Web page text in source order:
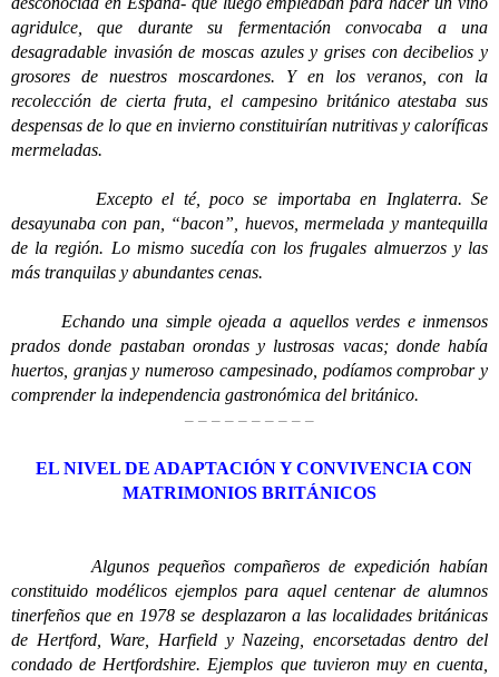
agridulce, que durante su fermentación convocaba a una
desagradable invasión de moscas azules y grises con decibelios y
grosores de nuestros moscardones. Y en los veranos, con la
recolección de cierta fruta, el campesino británico atestaba sus
despensas de lo que en invierno constituirían nutritivas y caloríficas
mermeladas.
Excepto el té, poco se importaba en Inglaterra. Se
desayunaba con pan, “bacon”, huevos, mermelada y mantequilla
de la región. Lo mismo sucedía con los frugales almuerzos y las
más tranquilas y abundantes cenas.
Echando una simple ojeada a aquellos verdes e inmensos
prados donde pastaban orondas y lustrosas vacas; donde había
huertos, granjas y numeroso campesinado, podíamos comprobar y
comprender la independencia gastronómica del británico.
– – – – – – – – – –
EL NIVEL DE ADAPTACIÓN Y CONVIVENCIA CON
MATRIMONIOS BRITÁNICOS
Algunos pequeños compañeros de expedición habían
constituido modélicos ejemplos para aquel centenar de alumnos
tinerfeños que en 1978 se desplazaron a las localidades británicas
de Hertford, Ware, Harfield y Nazeing, encorsetadas dentro del
condado de Hertfordshire. Ejemplos que tuvieron muy en cuenta,